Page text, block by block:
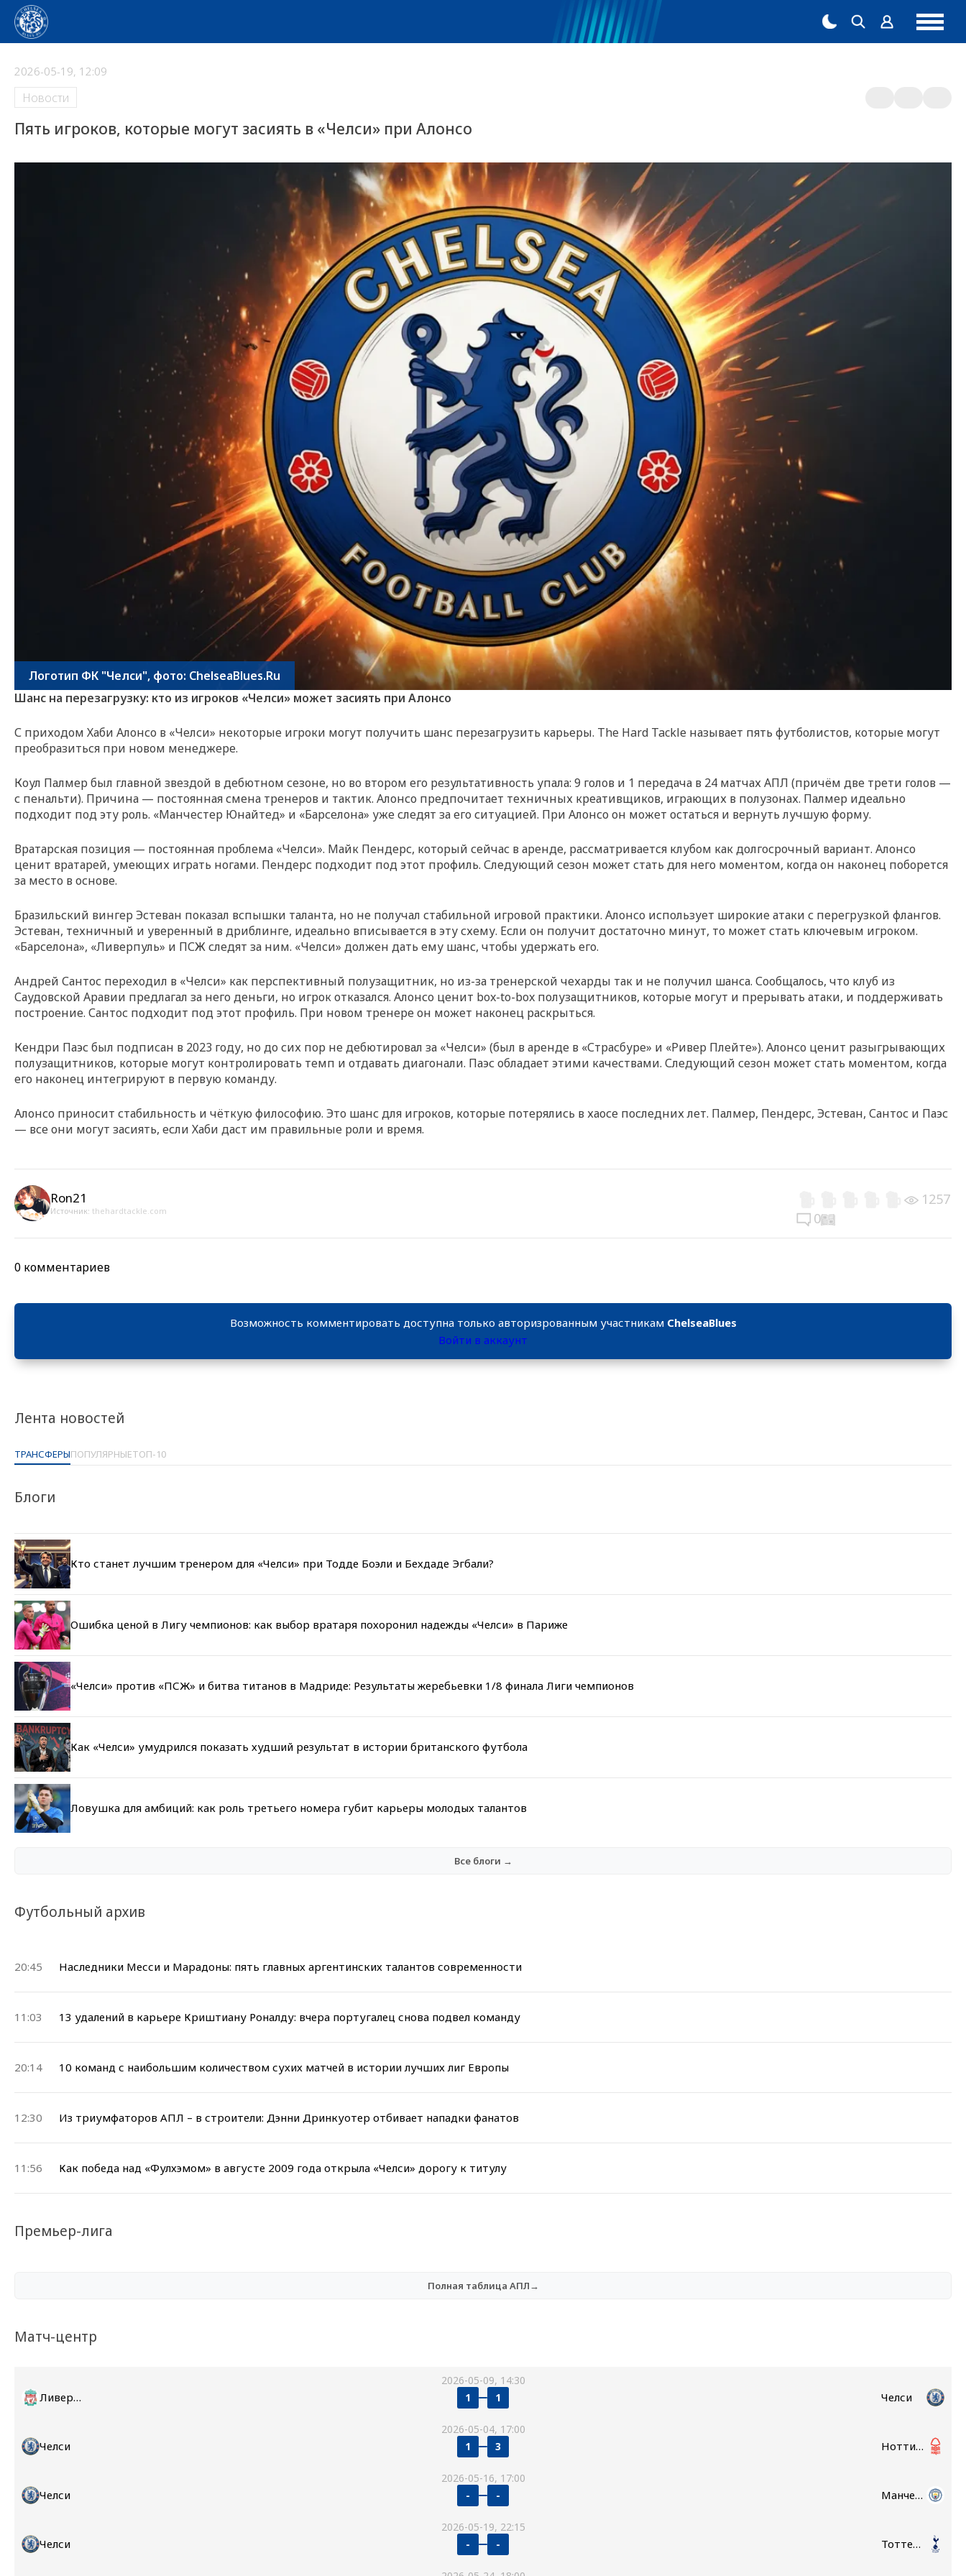
Лента новостей
ТРАНСФЕРЫПОПУЛЯРНЫЕТОП-10
Блоги
Кто станет лучшим тренером для «Челси» при Тодде Боэли и Бехдаде Эгбали?
Ошибка ценой в Лигу чемпионов: как выбор вратаря похоронил надежды «Челси» в Париже
«Челси» против «ПСЖ» и битва титанов в Мадриде: Результаты жеребьевки 1/8 финала Лиги чемпионов
Как «Челси» умудрился показать худший результат в истории британского футбола
Ловушка для амбиций: как роль третьего номера губит карьеры молодых талантов
Все блоги →
Футбольный архив
20:45 Наследники Месси и Марадоны: пять главных аргентинских талантов современности
11:03 13 удалений в карьере Криштиану Роналду: вчера португалец снова подвел команду
20:14 10 команд с наибольшим количеством сухих матчей в истории лучших лиг Европы
12:30 Из триумфаторов АПЛ – в строители: Дэнни Дринкуотер отбивает нападки фанатов
11:56 Как победа над «Фулхэмом» в августе 2009 года открыла «Челси» дорогу к титулу
2026-05-19, 12:09
Новости
Пять игроков, которые могут засиять в «Челси» при Алонсо
Логотип ФК "Челси", фото: ChelseaBlues.Ru
Шанс на перезагрузку: кто из игроков «Челси» может засиять при Алонсо
С приходом Хаби Алонсо в «Челси» некоторые игроки могут получить шанс перезагрузить карьеры. The Hard Tackle называет пять футболистов, которые могут
преобразиться при новом менеджере.
Коул Палмер был главной звездой в дебютном сезоне, но во втором его результативность упала: 9 голов и 1 передача в 24 матчах АПЛ (причём две трети голов —
с пенальти). Причина — постоянная смена тренеров и тактик. Алонсо предпочитает техничных креативщиков, играющих в полузонах. Палмер идеально
подходит под эту роль. «Манчестер Юнайтед» и «Барселона» уже следят за его ситуацией. При Алонсо он может остаться и вернуть лучшую форму.
Вратарская позиция — постоянная проблема «Челси». Майк Пендерс, который сейчас в аренде, рассматривается клубом как долгосрочный вариант. Алонсо
ценит вратарей, умеющих играть ногами. Пендерс подходит под этот профиль. Следующий сезон может стать для него моментом, когда он наконец поборется
за место в основе.
Бразильский вингер Эстеван показал вспышки таланта, но не получал стабильной игровой практики. Алонсо использует широкие атаки с перегрузкой флангов.
Эстеван, техничный и уверенный в дриблинге, идеально вписывается в эту схему. Если он получит достаточно минут, то может стать ключевым игроком.
«Барселона», «Ливерпуль» и ПСЖ следят за ним. «Челси» должен дать ему шанс, чтобы удержать его.
Андрей Сантос переходил в «Челси» как перспективный полузащитник, но из-за тренерской чехарды так и не получил шанса. Сообщалось, что клуб из
Саудовской Аравии предлагал за него деньги, но игрок отказался. Алонсо ценит box-to-box полузащитников, которые могут и прерывать атаки, и поддерживать
построение. Сантос подходит под этот профиль. При новом тренере он может наконец раскрыться.
Кендри Паэс был подписан в 2023 году, но до сих пор не дебютировал за «Челси» (был в аренде в «Страсбуре» и «Ривер Плейте»). Алонсо ценит разыгрывающих
полузащитников, которые могут контролировать темп и отдавать диагонали. Паэс обладает этими качествами. Следующий сезон может стать моментом, когда
его наконец интегрируют в первую команду.
Алонсо приносит стабильность и чёткую философию. Это шанс для игроков, которые потерялись в хаосе последних лет. Палмер, Пендерс, Эстеван, Сантос и Паэс
— все они могут засиять, если Хаби даст им правильные роли и время.
Ron21
Источник: thehardtackle.com
1257
0
0 комментариев
Возможность комментировать доступна только авторизрованным участникам ChelseaBlues
Войти в аккаунт
Премьер-лига
Полная таблица АПЛ→
Матч-центр
2026-05-09, 14:30
Ливерпуль 1 1 Челси
2026-05-04, 17:00
Челси 1 3 Ноттингем Форест
2026-05-16, 17:00
Челси - - Манчестер Сити
2026-05-19, 22:15
Челси - - Тоттенхэм